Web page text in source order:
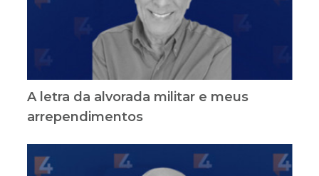
A letra da alvorada militar e meus
arrependimentos